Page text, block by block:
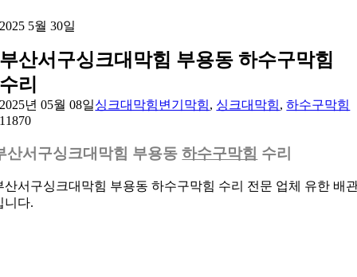
2025 5월 30일
부산서구싱크대막힘 부용동 하수구막힘
수리
2025년 05월 08일싱크대막힘변기막힘, 싱크대막힘,하수구막힘
1 1870
산서구싱크대막힘 부용동하수구막힘 수리
산서구싱크대막힘 부용동 하수구막힘 수리 전문 업체 유한 배
니다.